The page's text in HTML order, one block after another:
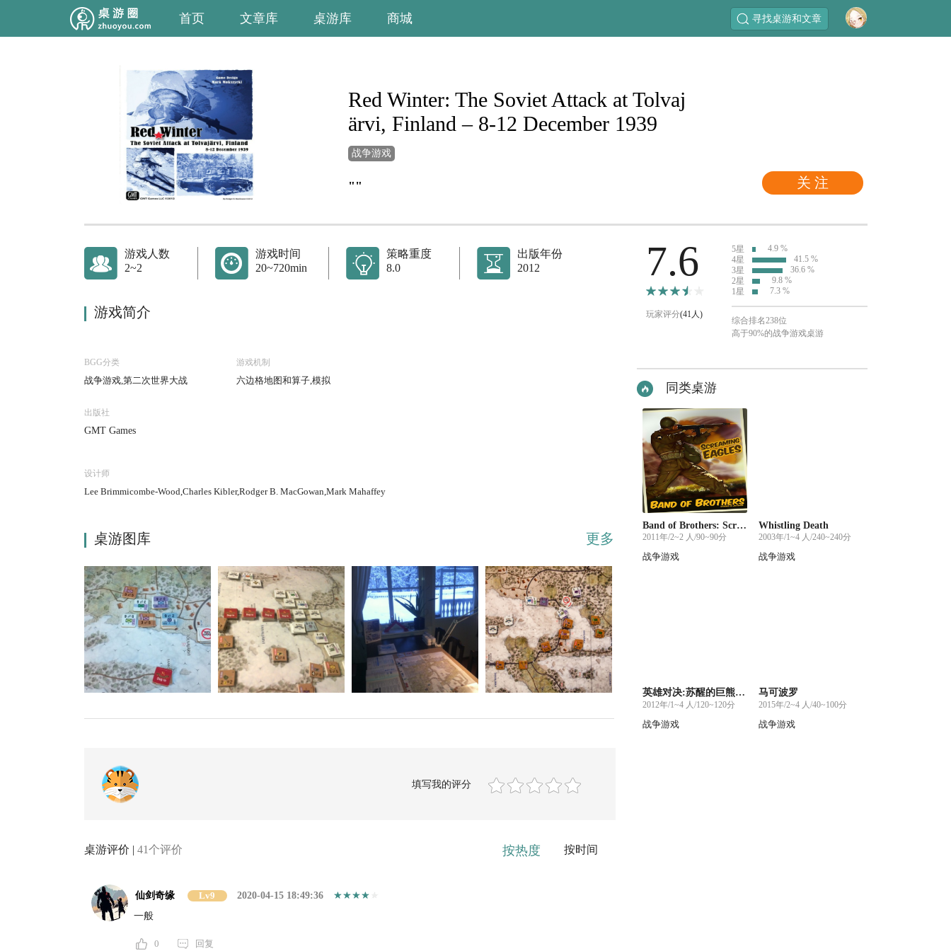
首页 文章库 桌游库 商城 寻找桌游和文章
关 注
Red Winter: The Soviet Attack at Tolvaj
ärvi, Finland – 8-12 December 1939
战争游戏
""
游戏人数
2~2
游戏时间
20~720min
策略重度
8.0
出版年份
2012
游戏简介
BGG分类
战争游戏,第二次世界大战
游戏机制
六边格地图和算子,模拟
出版社
GMT Games
设计师
Lee Brimmicombe-Wood,Charles Kibler,Rodger B. MacGowan,Mark Mahaffey
桌游图库 更多
填写我的评分
桌游评价 | 41个评价 按热度 按时间
仙剑奇缘 Lv9
2020-04-15 18:49:36
一般
0 回复
7.6
玩家评分(41人)
5星
4.9 %
4星
41.5 %
3星
36.6 %
2星
9.8 %
1星
7.3 %
综合排名238位
高于90%的战争游戏桌游
同类桌游
Band of Brothers: Screaming Eagles
2011年/2~2 人/90~90分
战争游戏
Whistling Death
2003年/1~4 人/240~240分
战争游戏
英雄对决:苏醒的巨熊 第二版
2012年/1~4 人/120~120分
战争游戏
马可波罗
2015年/2~4 人/40~100分
战争游戏